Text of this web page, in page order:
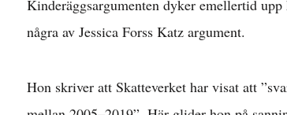
Kinderäggsargumenten dyker emellertid
några av Jessica Forss Katz argument.
Hon skriver att Skatteverket har visat att